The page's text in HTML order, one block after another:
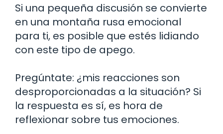
Si una pequeña discusión se convierte
en una montaña rusa emocional
para ti, es posible que estés lidiando
con este tipo de apego.
Pregúntate: ¿mis reacciones son
desproporcionadas a la situación? Si
la respuesta es sí, es hora de
reflexionar sobre tus emociones.